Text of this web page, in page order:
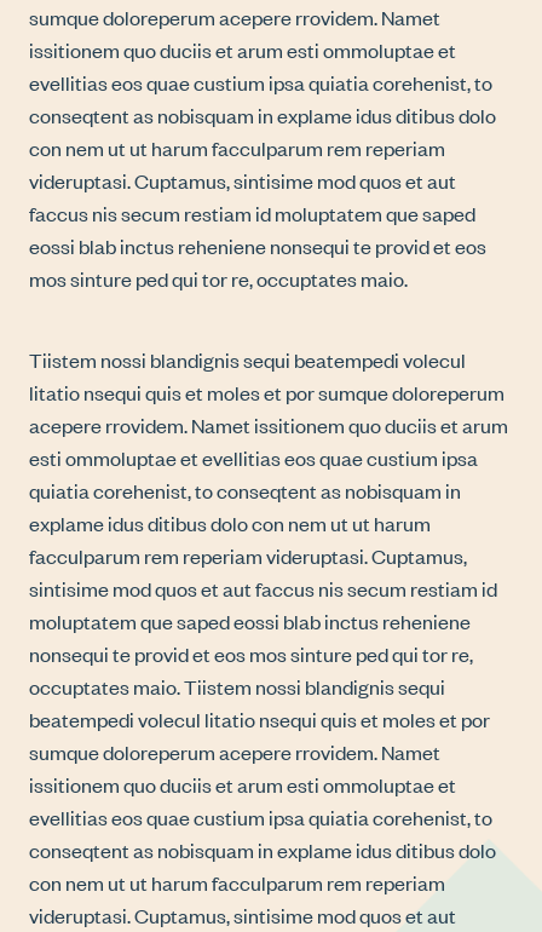
sumque doloreperum acepere rrovidem. Namet
issitionem quo duciis et arum esti ommoluptae et
evellitias eos quae custium ipsa quiatia corehenist, to
conseqtent as nobisquam in explame idus ditibus dolo
con nem ut ut harum facculparum rem reperiam
videruptasi. Cuptamus, sintisime mod quos et aut
faccus nis secum restiam id moluptatem que saped
eossi blab inctus reheniene nonsequi te provid et eos
mos sinture ped qui tor re, occuptates maio.
Tiistem nossi blandignis sequi beatempedi volecul
litatio nsequi quis et moles et por sumque doloreperum
acepere rrovidem. Namet issitionem quo duciis et arum
esti ommoluptae et evellitias eos quae custium ipsa
quiatia corehenist, to conseqtent as nobisquam in
explame idus ditibus dolo con nem ut ut harum
facculparum rem reperiam videruptasi. Cuptamus,
sintisime mod quos et aut faccus nis secum restiam id
moluptatem que saped eossi blab inctus reheniene
nonsequi te provid et eos mos sinture ped qui tor re,
occuptates maio. Tiistem nossi blandignis sequi
beatempedi volecul litatio nsequi quis et moles et por
sumque doloreperum acepere rrovidem. Namet
issitionem quo duciis et arum esti ommoluptae et
evellitias eos quae custium ipsa quiatia corehenist, to
conseqtent as nobisquam in explame idus ditibus dolo
con nem ut ut harum facculparum rem reperiam
videruptasi. Cuptamus, sintisime mod quos et aut